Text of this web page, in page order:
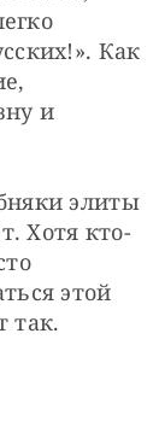
Как
и
элиты
Хотя кто-
этой
так.